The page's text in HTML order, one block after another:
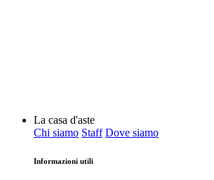
La casa d'aste
Chi siamo Staff Dove siamo
Informazioni utili